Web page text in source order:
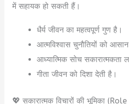
में सहायक हो सकती हैं।
धैर्य जीवन का महत्वपूर्ण गुण है।
आत्मविश्वास चुनौतियों को आसान
आध्यात्मिक सोच सकारात्मकता
गीता जीवन को दिशा देती है।
💖 सकारात्मक विचारों की भूमिका